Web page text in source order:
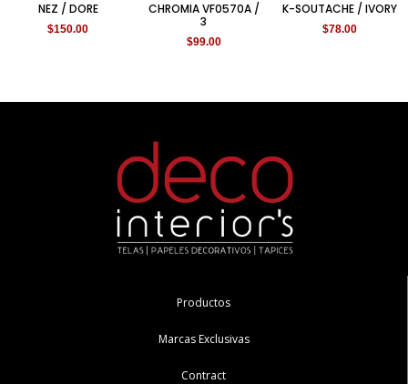
NEZ / DORE
$150.00
CHROMIA VF0570A /
3
$99.00
K-SOUTACHE / IVORY
$78.00
Productos
Marcas Exclusivas
Contract